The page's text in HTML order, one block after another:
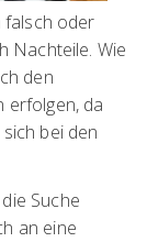
falsch oder
Nachteile. Wie
den
erfolgen, da
bei den
Suche
an eine